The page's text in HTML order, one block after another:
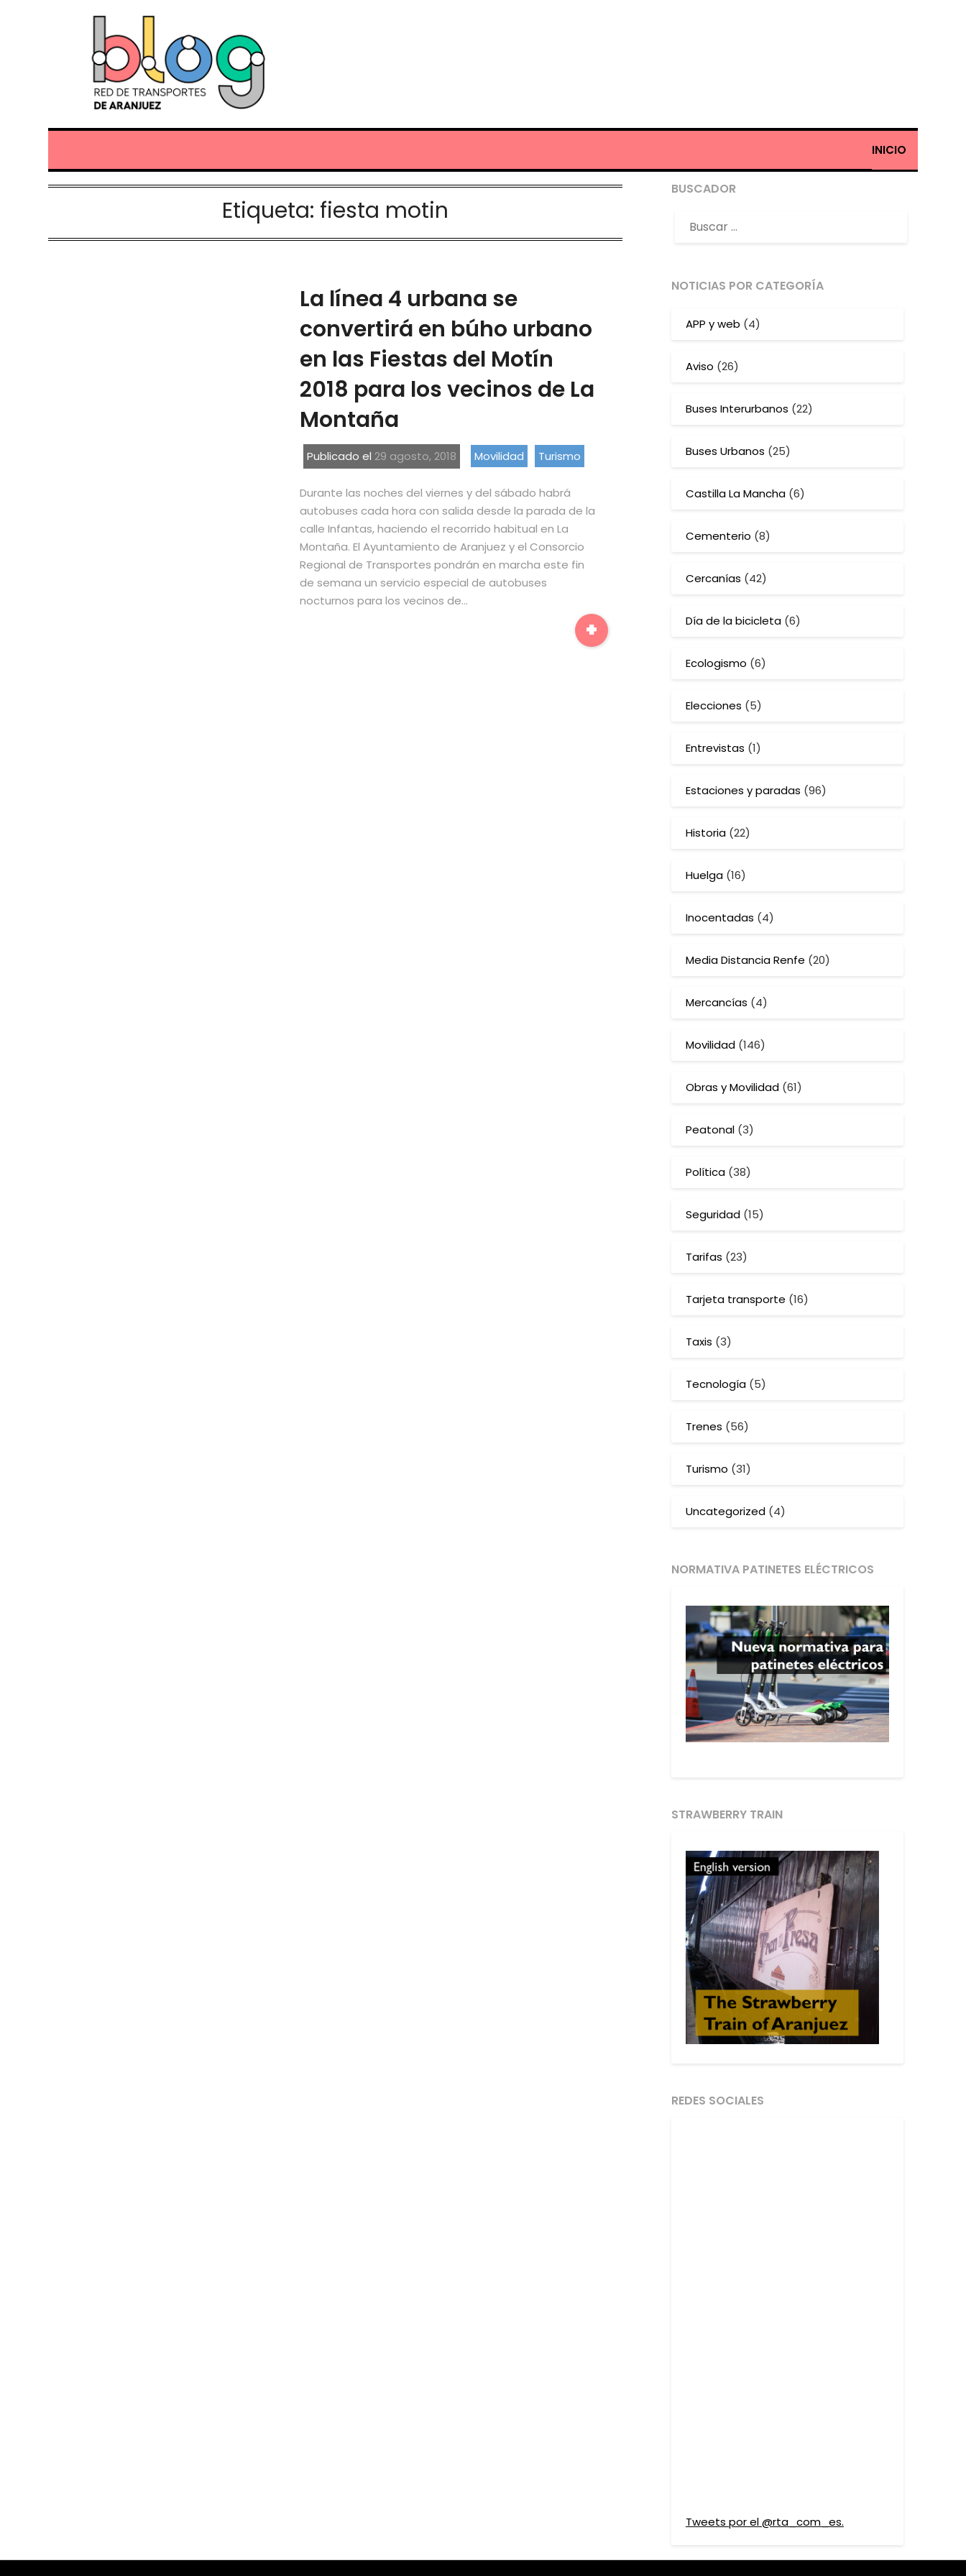
INICIO
Etiqueta: fiesta motin
La línea 4 urbana se
convertirá en búho urbano
en las Fiestas del Motín
2018 para los vecinos de La
Montaña
Publicado el 29 agosto, 2018 Movilidad Turismo
Durante las noches del viernes y del sábado habrá
autobuses cada hora con salida desde la parada de la
calle Infantas, haciendo el recorrido habitual en La
Montaña. El Ayuntamiento de Aranjuez y el Consorcio
Regional de Transportes pondrán en marcha este fin
de semana un servicio especial de autobuses
nocturnos para los vecinos de…
+
BUSCADOR
NOTICIAS POR CATEGORÍA
APP y web (4)
Aviso (26)
Buses Interurbanos (22)
Buses Urbanos (25)
Castilla La Mancha(6)
Cementerio (8)
Cercanías (42)
Día de la bicicleta(6)
Ecologismo (6)
Elecciones (5)
Entrevistas (1)
Estaciones y paradas (96)
Historia(22)
Huelga(16)
Inocentadas (4)
Media Distancia Renfe (20)
Mercancías (4)
Movilidad(146)
Obras y Movilidad(61)
Peatonal(3)
Política(38)
Seguridad(15)
Tarifas (23)
Tarjeta transporte (16)
Taxis (3)
Tecnología(5)
Trenes (56)
Turismo (31)
Uncategorized(4)
NORMATIVA PATINETES ELÉCTRICOS
STRAWBERRY TRAIN
REDES SOCIALES
Tweets por el @rta_com_es.